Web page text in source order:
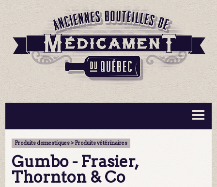
BOUTEILLES ▼
INFORMATION ▼
MA COLLECTION
CONTACT
Produits domestiques > Produits vétérinaires
Gumbo - Frasier,
Thornton & Co